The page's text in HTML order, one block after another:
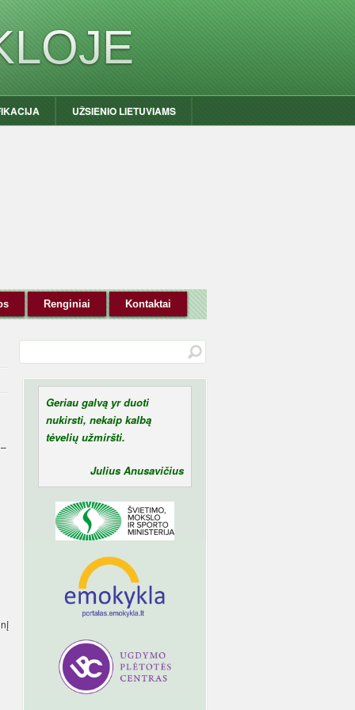
UŽSIENIO LIETUVIAMS
Renginiai Kontaktai
Geriau galvą yr duoti
nukirsti, nekaip kalbą
tėvelių užmiršti.
Julius Anusavičius